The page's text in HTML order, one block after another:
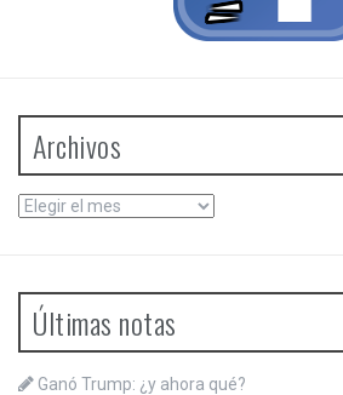
Archivos
Archivos
Últimas notas
Ganó Trump: ¿y ahora qué?